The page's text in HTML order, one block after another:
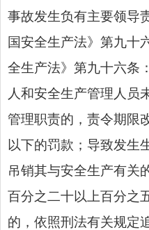
事故发生负有主要领导
国安全生产法》第九十
全生产法》第九十六条
人和安全生产管理人员
管理职责的，责令期限
以下的罚款；导致发生
吊销其与安全生产有关
百分之二十以上百分之
的，依照刑法有关规定